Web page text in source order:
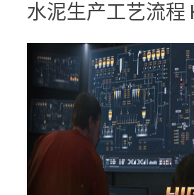
水泥生产工艺流程